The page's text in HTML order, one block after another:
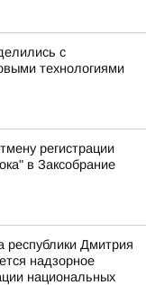
с
технологиями
регистрации
в Заксобрание
республики Дмитрия
надзорное
национальных